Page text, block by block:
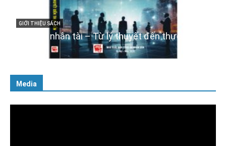
Cuốn sách “Tuyệt đối trung thành với Tổ quốc,
với Đảng, Nhà nước và Nhân dân – Sáng ngời
tư cách người Công an cách mạng”
Media